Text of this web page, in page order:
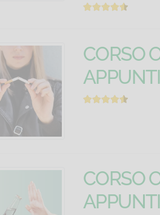
CORSO
CORSO